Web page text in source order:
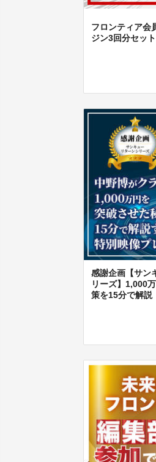
フロンティア会
ジン3回分セット
感謝企画【サン
リーズ】1,000
策を15分で解説